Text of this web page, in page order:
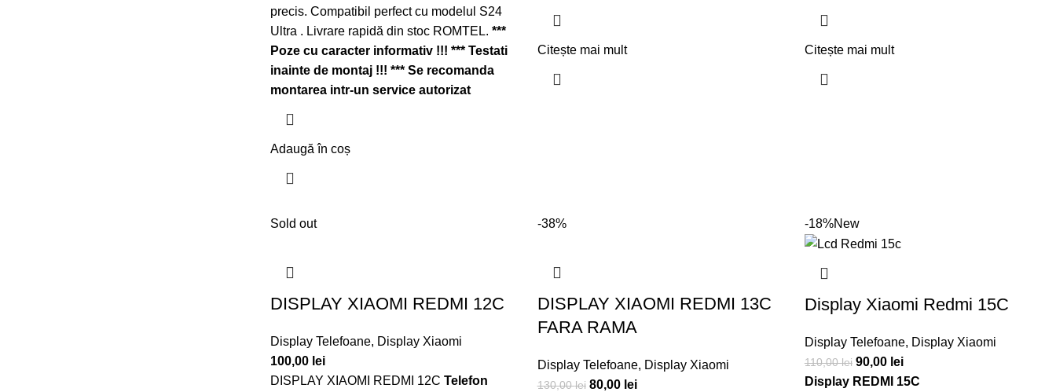
precis. Compatibil perfect cu modelul S24
Ultra . Livrare rapidă din stoc ROMTEL. ***
Poze cu caracter informativ !!! *** Testati
inainte de montaj !!! *** Se recomanda
montarea intr-un service autorizat
Adaugă în coș
Citește mai mult Citește mai mult
Sold out
DISPLAY XIAOMI REDMI 12C
Display Telefoane, Display Xiaomi
100,00 lei
DISPLAY XIAOMI REDMI 12C Telefon
-38%
DISPLAY XIAOMI REDMI 13C
FARA RAMA
Display Telefoane, Display Xiaomi
130,00lei 80,00 lei
-18%New
Display Xiaomi Redmi 15C
Display Telefoane, Display Xiaomi
110,00lei 90,00 lei
Display REDMI 15C